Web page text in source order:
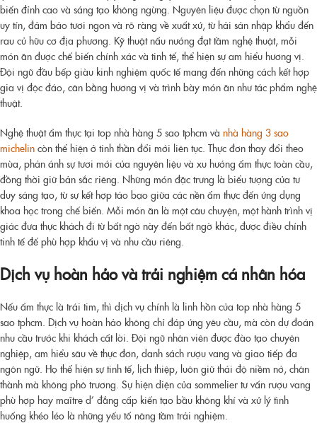
biến đỉnh cao và sáng tạo không ngừng. Nguyên liệu được chọn từ nguồn
uy tín, đảm bảo tươi ngon và rõ ràng về xuất xứ, từ hải sản nhập khẩu đến
rau củ hữu cơ địa phương. Kỹ thuật nấu nướng đạt tầm nghệ thuật, mỗi
món ăn được chế biến chính xác và tinh tế, thể hiện sự am hiểu hương vị.
Đội ngũ đầu bếp giàu kinh nghiệm quốc tế mang đến những cách kết hợp
gia vị độc đáo, cân bằng hương vị và trình bày món ăn như tác phẩm nghệ
thuật.
Nghệ thuật ẩm thực tại top nhà hàng 5 sao tphcm và nhà hàng 3 sao
michelin còn thể hiện ở tinh thần đổi mới liên tục. Thực đơn thay đổi theo
mùa, phản ánh sự tươi mới của nguyên liệu và xu hướng ẩm thực toàn cầu,
đồng thời giữ bản sắc riêng. Những món đặc trưng là biểu tượng của tư
duy sáng tạo, từ sự kết hợp táo bạo giữa các nền ẩm thực đến ứng dụng
khoa học trong chế biến. Mỗi món ăn là một câu chuyện, một hành trình vị
giác đưa thực khách đi từ bất ngờ này đến bất ngờ khác, được điều chỉnh
tinh tế để phù hợp khẩu vị và nhu cầu riêng.
Dịch vụ hoàn hảo và trải nghiệm cá nhân hóa
Nếu ẩm thực là trái tim, thì dịch vụ chính là linh hồn của top nhà hàng 5
sao tphcm . Dịch vụ hoàn hảo không chỉ đáp ứng yêu cầu, mà còn dự đoán
nhu cầu trước khi khách cất lời. Đội ngũ nhân viên được đào tạo chuyên
nghiệp, am hiểu sâu về thực đơn, danh sách rượu vang và giao tiếp đa
ngôn ngữ. Họ thể hiện sự tinh tế, lịch thiệp, luôn giữ thái độ niềm nở, chân
thành mà không phô trương. Sự hiện diện của sommelier tư vấn rượu vang
phù hợp hay maître d’ đẳng cấp kiến tạo bầu không khí và xử lý tình
huống khéo léo là những yếu tố nâng tầm trải nghiệm.